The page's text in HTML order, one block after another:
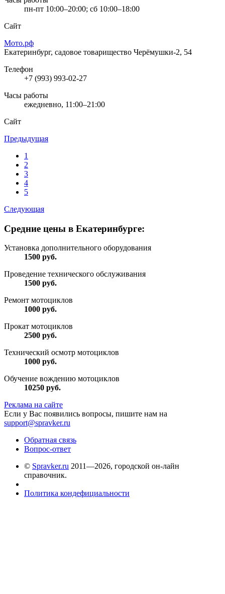
пн-пт 10:00–20:00; сб 10:00–18:00
Сайт
Мото.рф
Екатеринбург, садовое товарищество Черёмушки-2, 54
Телефон
+7 (993) 993-02-27
Часы работы
ежедневно, 11:00–21:00
Сайт
Предыдущая
1
2
3
4
5
Следующая
Средние цены в Екатеринбурге:
Установка дополнительного оборудования
1500 руб.
Проведение технического обслуживания
1500 руб.
Ремонт мотоциклов
1000 руб.
Прокат мотоциклов
2500 руб.
Технический осмотр мотоциклов
1000 руб.
Обучение вождению мотоциклов
10250 руб.
Реклама на сайте
Если у Вас появились вопросы, пишите нам на
support@spravker.ru
Обратная связь
Вопрос-ответ
© Spravker.ru 2011—2026, городской он-лайн
справочник.
Политика кондефициальности